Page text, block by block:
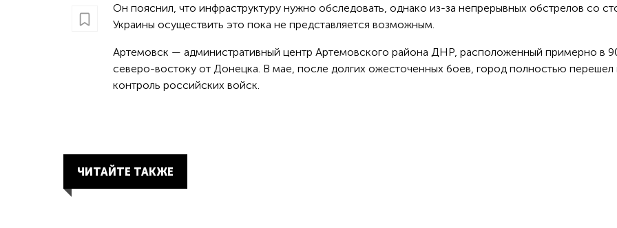
Он пояснил, что инфраструктуру нужно обследовать, однако из-за непрерывных обстрелов со
Украины осуществить это пока не представляется возможным.
Артемовск — административный центр Артемовского района ДНР, расположенный примерно в
северо-востоку от Донецка. В мае, после долгих ожесточенных боев, город полностью перешел
контроль российских войск.
ЧИТАЙТЕ ТАКЖЕ